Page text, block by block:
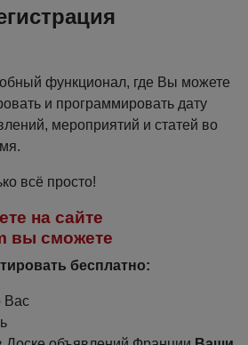
функционал, где Вы можете
и программировать дату
мероприятий и статей во
всё просто!
на сайте
вы сможете
бесплатно:
Вас